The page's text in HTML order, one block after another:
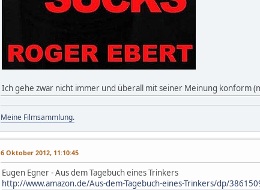
Ich gehe zwar nicht immer und überall mit seiner Meinung konform
Meine Filmsammlung.
6 Oktober 2012, 11:10:45
Eugen Egner - Aus dem Tagebuch eines Trinkers
http://www.amazon.de/Aus-dem-Tagebuch-eines-Trinkers/dp/